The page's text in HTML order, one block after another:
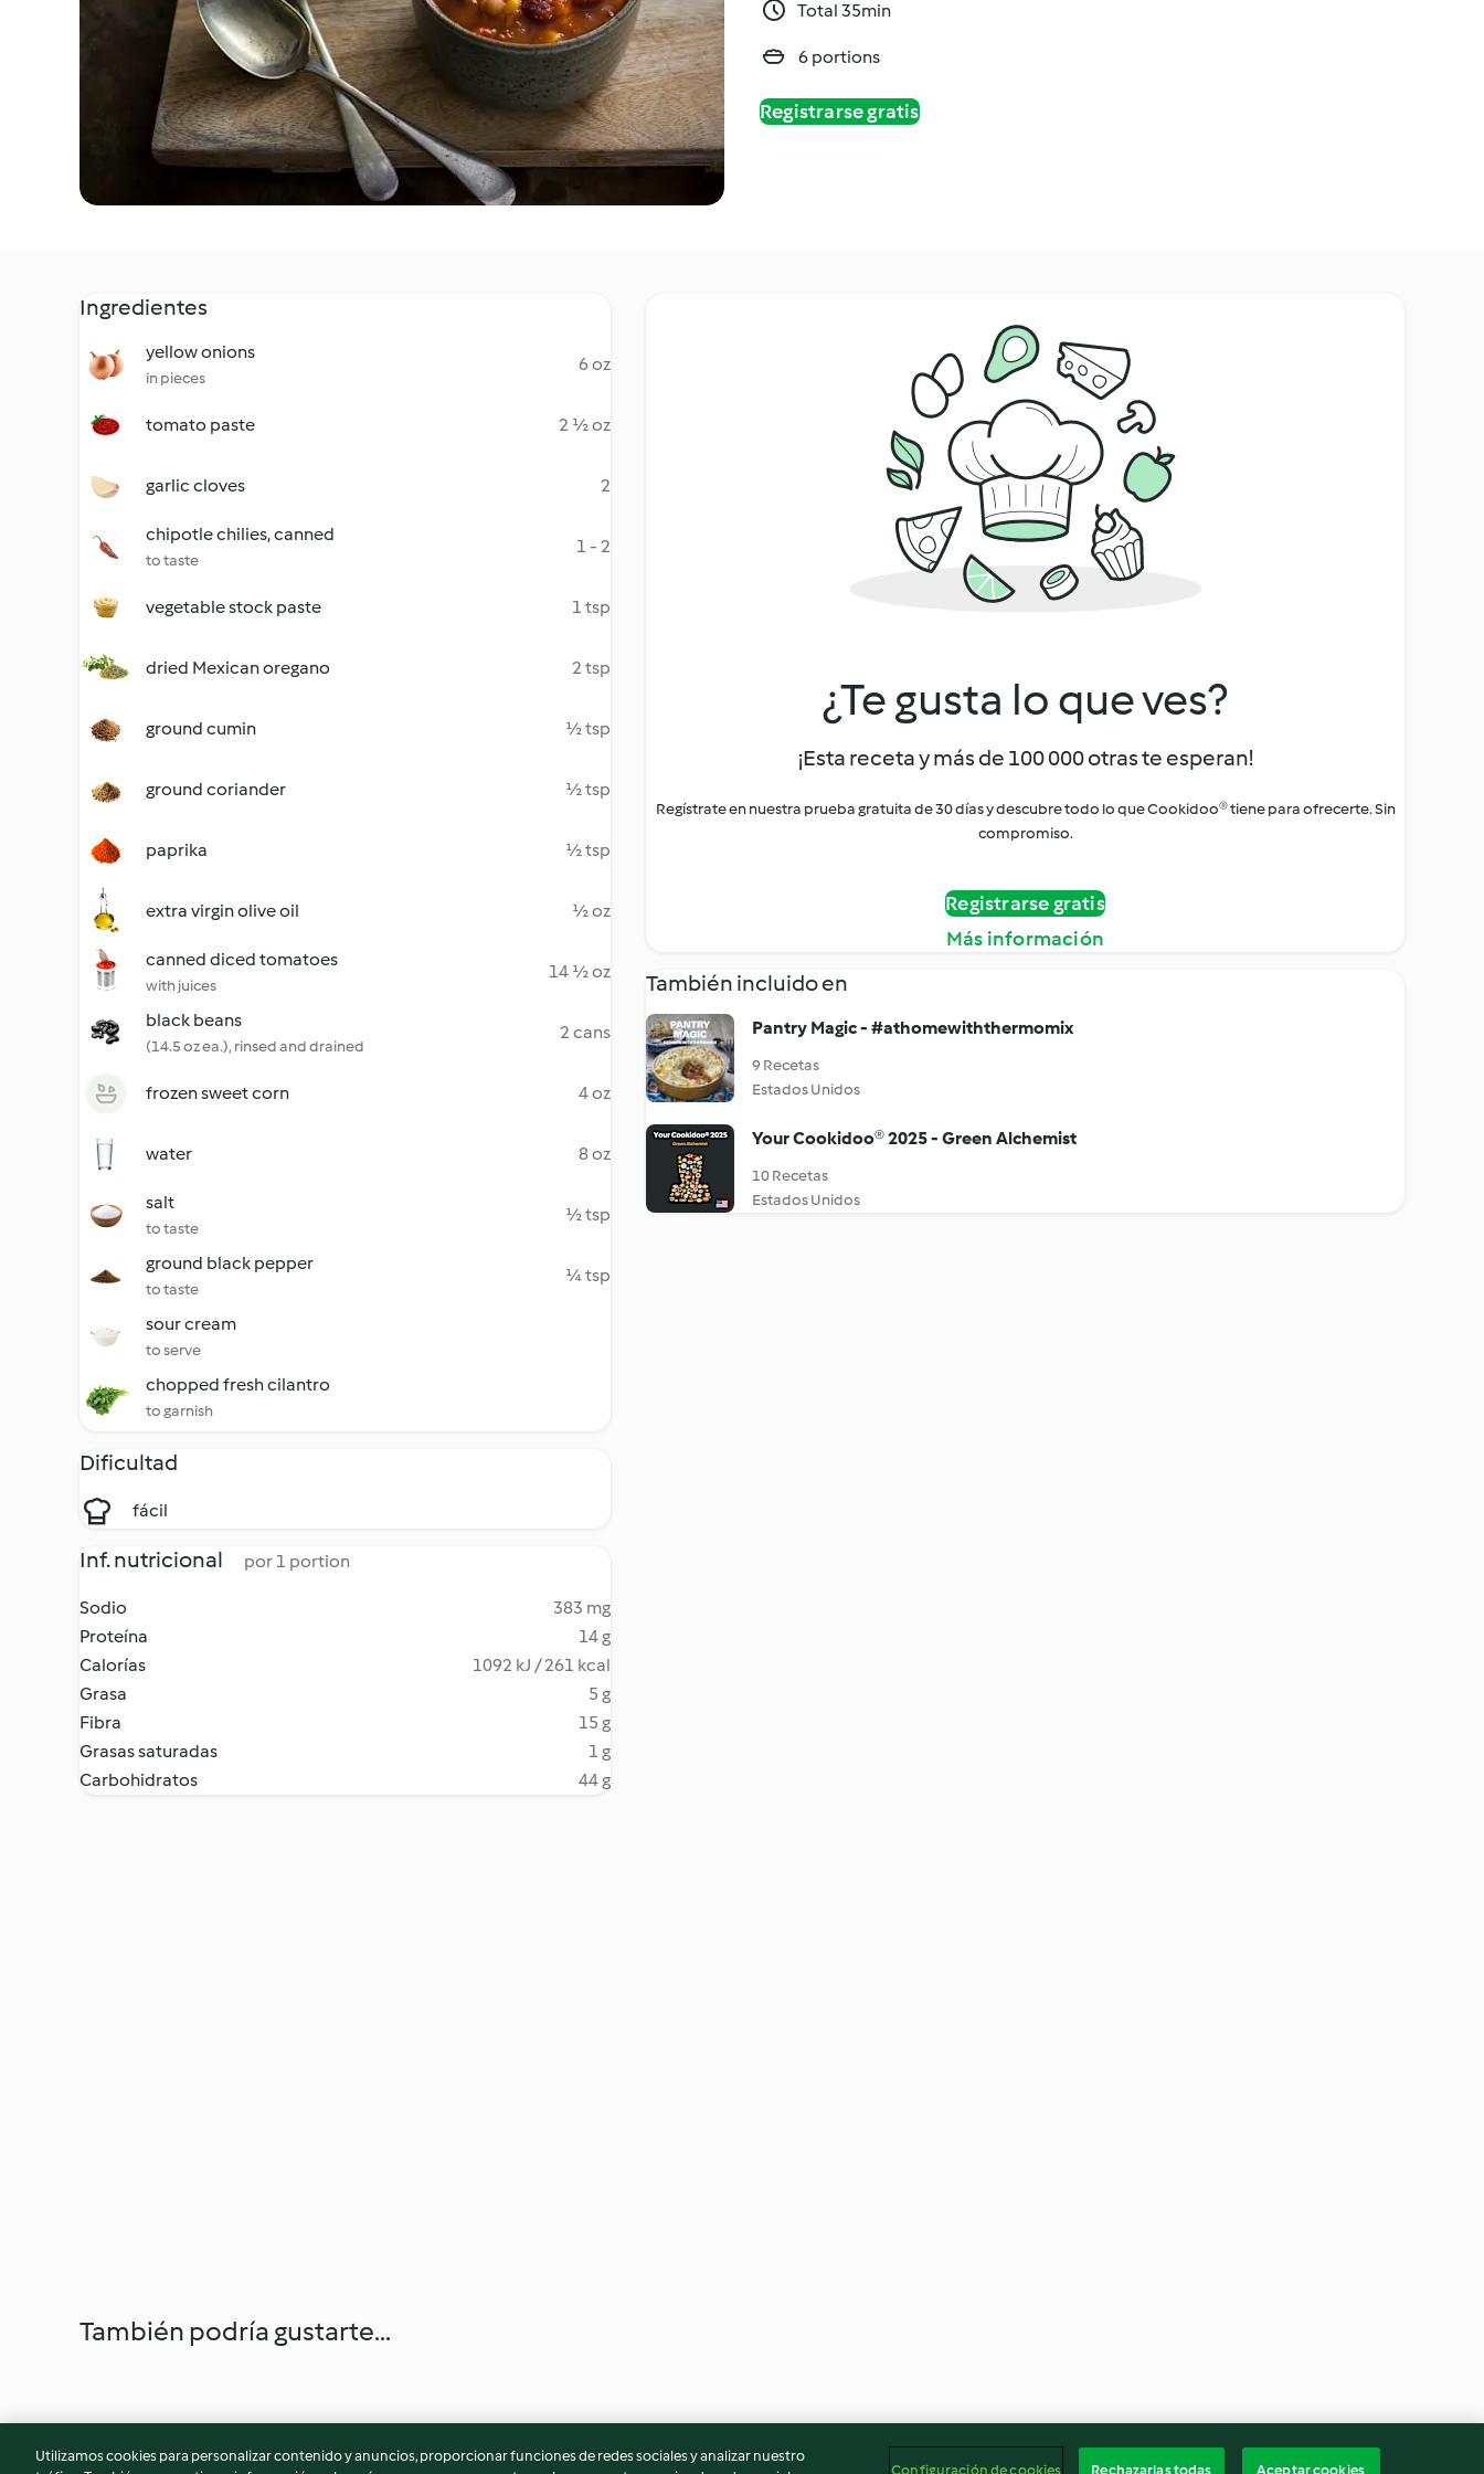
Total 35min
6 portions
Registrarse gratis
Ingredientes
yellow onions
in pieces
6 oz
tomato paste 2 ½ oz
garlic cloves 2
chipotle chilies, canned
to taste
1 - 2
vegetable stock paste 1 tsp
dried Mexican oregano 2 tsp
ground cumin ½ tsp
ground coriander ½ tsp
paprika ½ tsp
extra virgin olive oil ½ oz
canned diced tomatoes
with juices
14 ½ oz
black beans
(14.5 oz ea.), rinsed and drained
2 cans
frozen sweet corn 4 oz
water 8 oz
salt
to taste
½ tsp
ground black pepper
to taste
¼ tsp
sour cream
to serve
chopped fresh cilantro
to garnish
Dificultad
fácil
Inf. nutricional por 1 portion
Sodio
383 mg
Proteína
14 g
Calorías
1092 kJ / 261 kcal
Grasa
5 g
Fibra
15 g
Grasas saturadas
1 g
Carbohidratos
44 g
¿Te gusta lo que ves?
¡Esta receta y más de 100 000 otras te esperan!
Regístrate en nuestra prueba gratuita de 30 días y descubre todo lo que Cookidoo® tiene para ofrecerte. Sin
compromiso.
Registrarse gratis
Más información
También incluido en
Pantry Magic - #athomewiththermomix
9 Recetas
Estados Unidos
Your Cookidoo® 2025 - Green Alchemist
10 Recetas
Estados Unidos
También podría gustarte...
Utilizamos cookies para personalizar contenido y anuncios, proporcionar funciones de redes sociales y analizar nuestro
Configuración de cookies Rechazarlas todas Aceptar cookies